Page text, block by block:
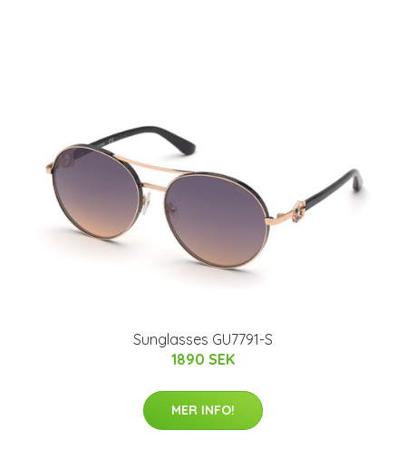
Sunglasses GU7791-S
1890 SEK
MER INFO!